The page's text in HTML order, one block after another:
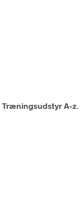
Træningsudstyr A-z